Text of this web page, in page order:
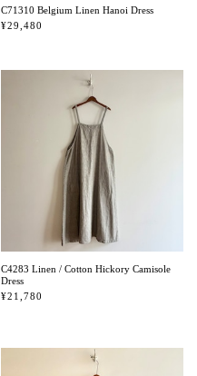
C71310 Belgium Linen Hanoi Dress
¥29,480
C4283 Linen / Cotton Hickory Camisole
Dress
¥21,780